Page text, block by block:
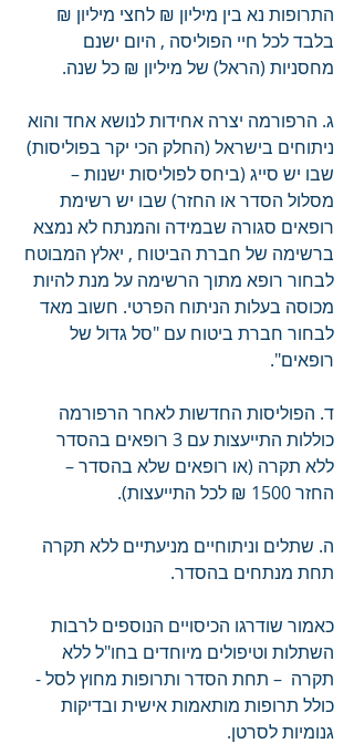
התרופות נא בין מיליון ₪ לחצי מיליון ₪
בלבד לכל חיי הפוליסה , היום ישנם
מחסניות (הראל) של מיליון ₪ כל שנה.
ג. הרפורמה יצרה אחידות לנושא אחד והוא
ניתוחים בישראל (החלק הכי יקר בפוליסות)
שבו יש סייג (ביחס לפוליסות ישנות –
מסלול הסדר או החזר) שבו יש רשימת
רופאים סגורה שבמידה והמנתח לא נמצא
ברשימה של חברת הביטוח , יאלץ המבוטח
לבחור רופא מתוך הרשימה על מנת להיות
מכוסה בעלות הניתוח הפרטי. חשוב מאד
לבחור חברת ביטוח עם "סל גדול של
רופאים".
ד. הפוליסות החדשות לאחר הרפורמה
כוללות התייעצות עם 3 רופאים בהסדר
ללא תקרה (או רופאים שלא בהסדר –
החזר 1500 ₪ לכל התייעצות).
ה. שתלים וניתוחיים מניעתיים ללא תקרה
תחת מנתחים בהסדר.
כאמור שודרגו הכיסויים הנוספים לרבות
השתלות וטיפולים מיוחדים בחו"ל ללא
תקרה  – תחת הסדר ותרופות מחוץ לסל -
כולל תרופות מותאמות אישית ובדיקות
גנומיות לסרטן.